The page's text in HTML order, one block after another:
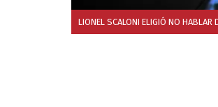
LIONEL SCALONI ELIGIÓ NO HABLAR